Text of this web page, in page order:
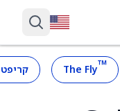
™
The Fly